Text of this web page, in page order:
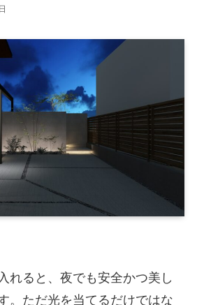
れると、夜でも安全かつ美し
。ただ光を当てるだけではな